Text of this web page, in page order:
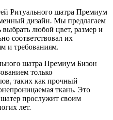
Ритуального шатра Премиум
дизайн. Мы предлагаем
любой цвет, размер и
соответствовал их
и требованиям.
шатра Премиум Бизон
только
таких как прочный
ткань. Это
прослужит своим
лет.